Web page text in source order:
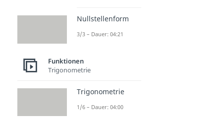
Nullstellenform
3/3 – Dauer: 04:21
Funktionen
Trigonometrie
Trigonometrie
1/6 – Dauer: 04:00